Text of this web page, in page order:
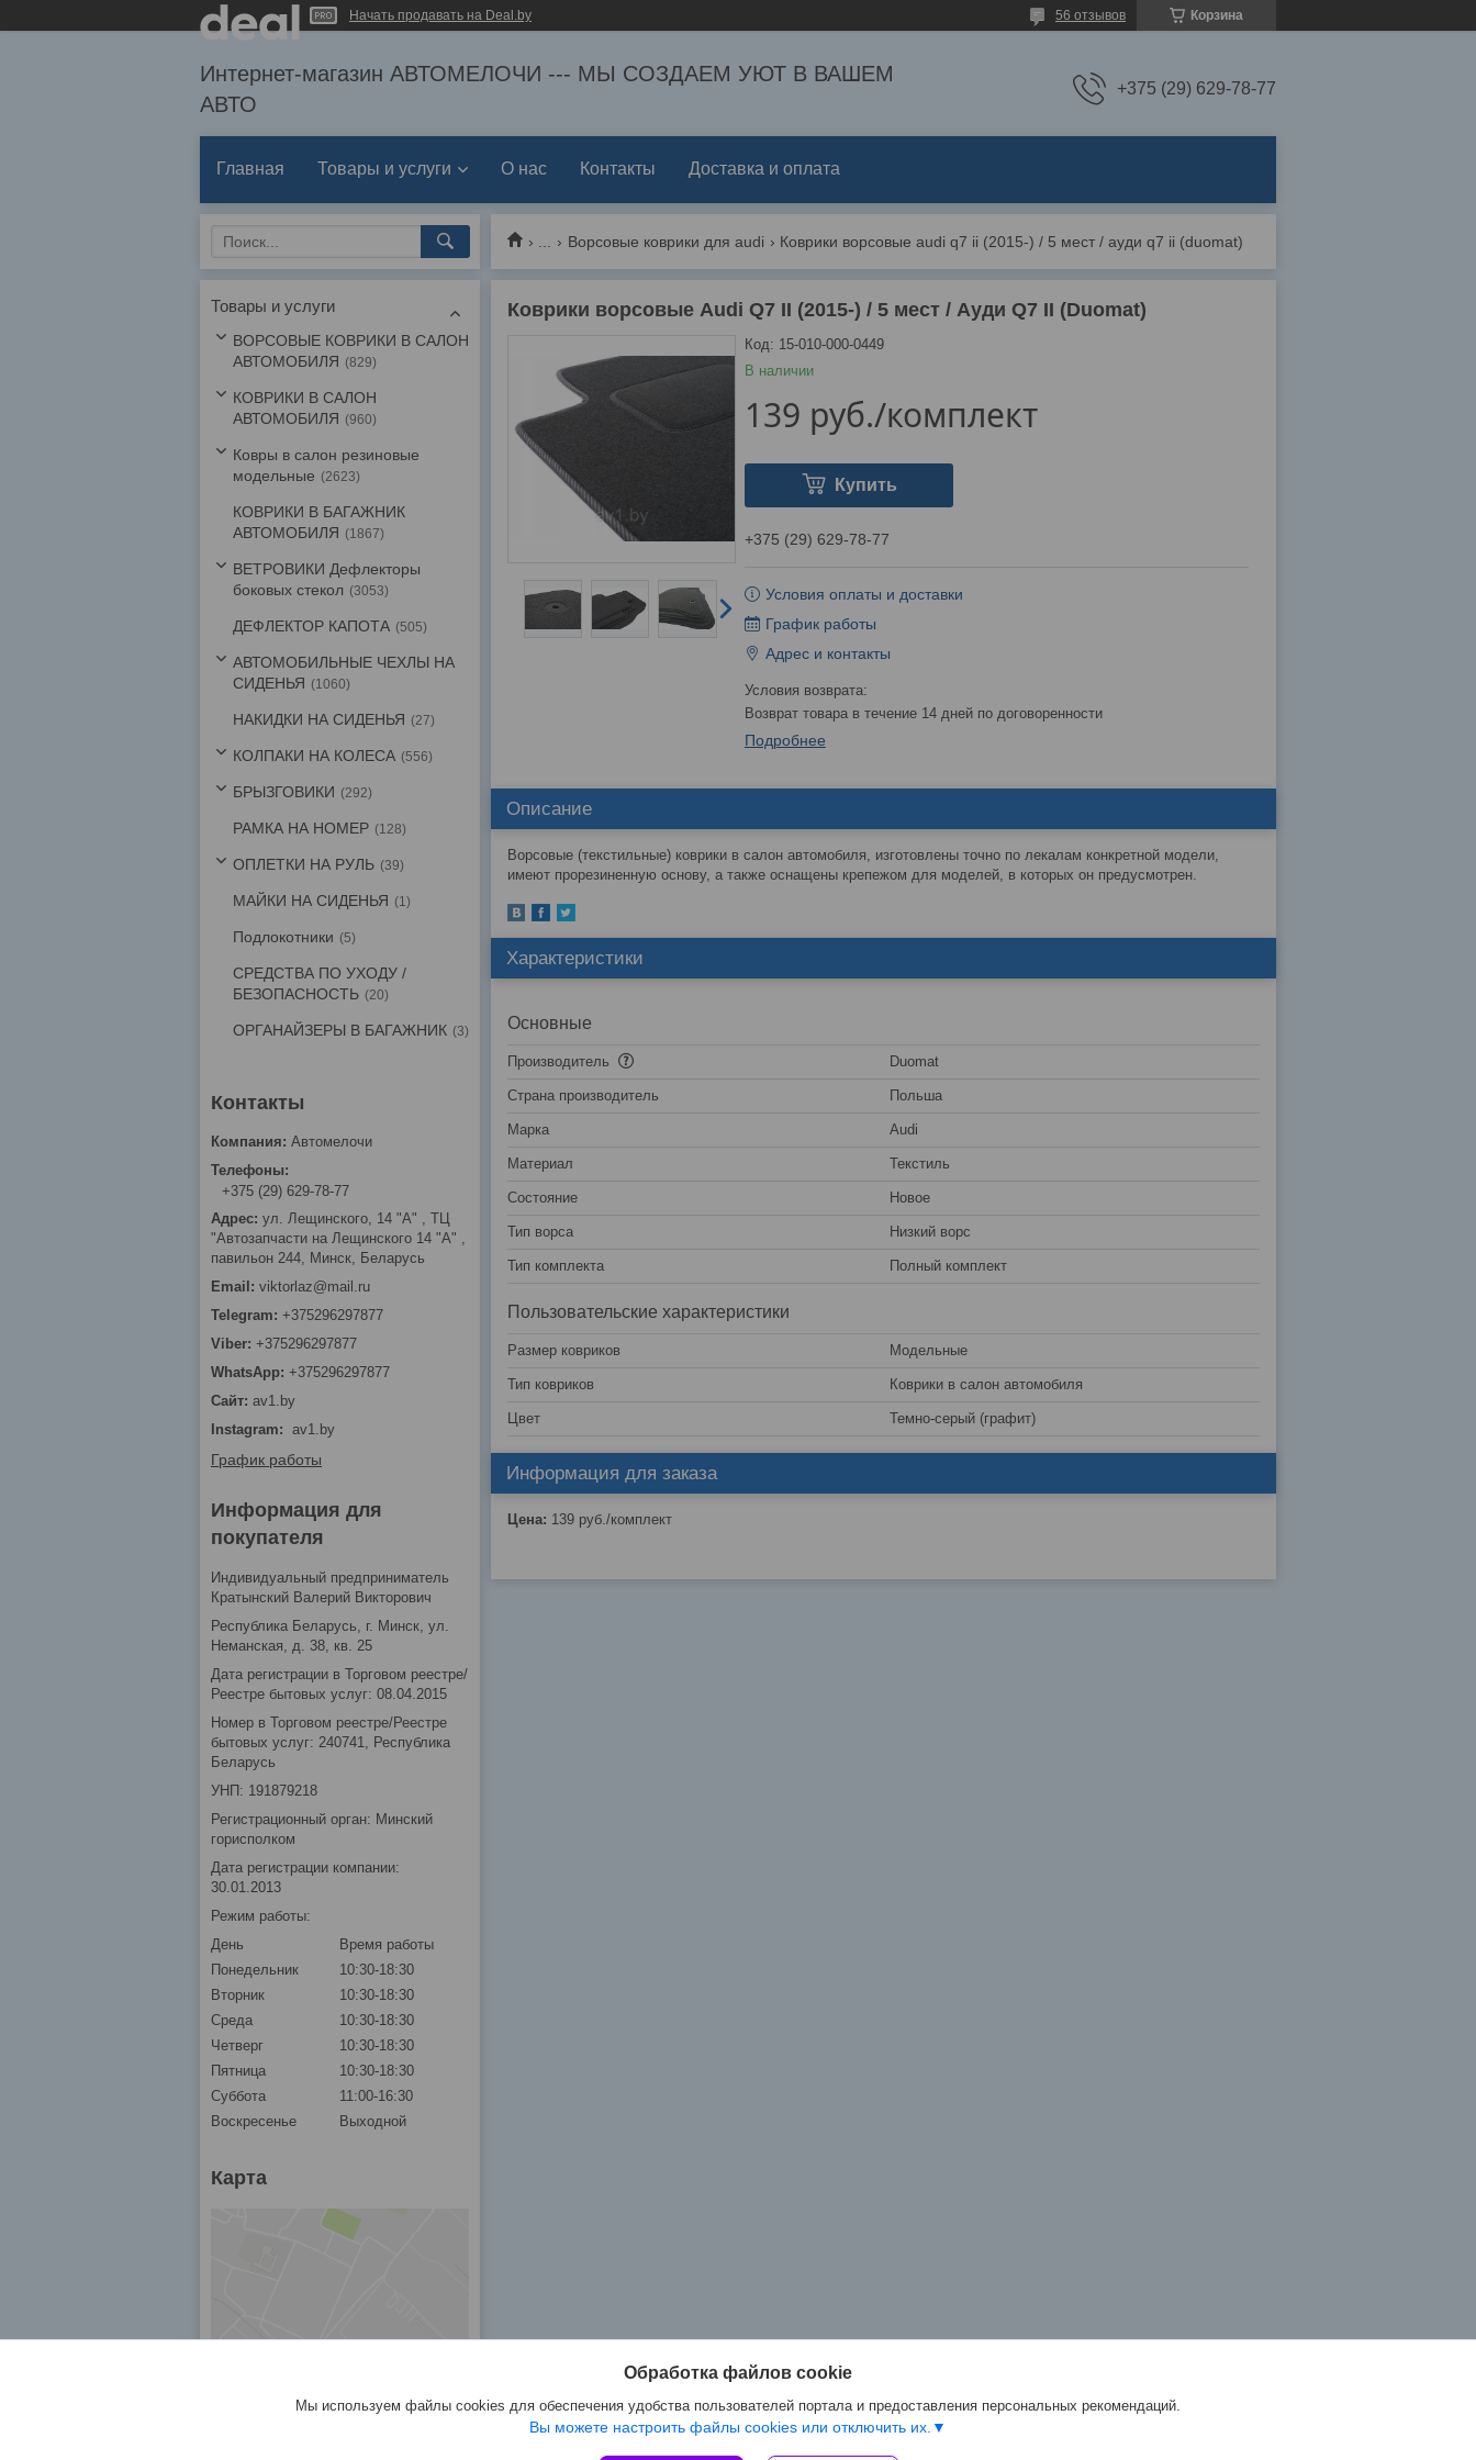
Начать продавать на Deal.by Корзина
56 отзывов
Интернет-магазин АВТОМЕЛОЧИ --- МЫ СОЗДАЕМ УЮТ В ВАШЕМ
АВТО
+375 (29) 629-78-77
Главная Товары и услуги О нас Контакты Доставка и оплата
Ворсовые коврики для audi Коврики ворсовые audi q7 ii (2015-) / 5 мест / ауди q7 ii (duomat)
Коврики ворсовые Audi Q7 II (2015-) / 5 мест / Ауди Q7 II (Duomat)
В наличии
Код: 15-010-000-0449
139 руб./комплект
Купить
+375 (29) 629-78-77
Условия оплаты и доставки
График работы
Адрес и контакты
возврат товара в течение 14 дней по договоренности
Подробнее
Описание
Ворсовые (текстильные) коврики в салон автомобиля, изготовлены точно по лекалам конкретной модели,
имеют прорезиненную основу, а также оснащены крепежом для моделей, в которых он предусмотрен.
Характеристики
Основные
Производитель Duomat
Страна производитель Польша
Марка Audi
Материал Текстиль
Состояние Новое
Тип ворса Низкий ворс
Тип комплекта Полный комплект
Пользовательские характеристики
Размер ковриков Модельные
Тип ковриков Коврики в салон автомобиля
Цвет Темно-серый (графит)
Информация для заказа
Цена: 139 руб./комплект
Товары и услуги
ВОРСОВЫЕ КОВРИКИ В САЛОН
АВТОМОБИЛЯ
829
КОВРИКИ В САЛОН
АВТОМОБИЛЯ
960
Ковры в салон резиновые
модельные
2623
КОВРИКИ В БАГАЖНИК
АВТОМОБИЛЯ
1867
ВЕТРОВИКИ Дефлекторы
боковых стекол
3053
ДЕФЛЕКТОР КАПОТА 505
АВТОМОБИЛЬНЫЕ ЧЕХЛЫ НА
СИДЕНЬЯ
1060
НАКИДКИ НА СИДЕНЬЯ 27
КОЛПАКИ НА КОЛЕСА 556
БРЫЗГОВИКИ 292
РАМКА НА НОМЕР 128
ОПЛЕТКИ НА РУЛЬ 39
МАЙКИ НА СИДЕНЬЯ 1
Подлокотники 5
СРЕДСТВА ПО УХОДУ /
БЕЗОПАСНОСТЬ
20
ОРГАНАЙЗЕРЫ В БАГАЖНИК 3
Автомелочи
+375 (29) 629-78-77
ул. Лещинского, 14 "А" , ТЦ
"Автозапчасти на Лещинcкого 14 "A" ,
павильон 244, Минск, Беларусь
viktorlaz@mail.ru
+375296297877
+375296297877
+375296297877
av1.by
Instagram
av1.by
График работы
Информация для
покупателя
Индивидуальный предприниматель
Кратынский Валерий Викторович
Республика Беларусь, г. Минск, ул.
Неманская, д. 38, кв. 25
Дата регистрации в Торговом реестре/
Реестре бытовых услуг: 08.04.2015
Номер в Торговом реестре/Реестре
бытовых услуг: 240741, Республика
Беларусь
УНП: 191879218
Регистрационный орган: Минский
горисполком
Дата регистрации компании:
30.01.2013
Режим работы:
День
Время работы
Понедельник
10:30-18:30
Вторник
10:30-18:30
Среда
10:30-18:30
Четверг
10:30-18:30
Пятница
10:30-18:30
Суббота
11:00-16:30
Воскресенье
Выходной
Карта
Обработка файлов cookie
Мы используем файлы cookies для обеспечения удобства пользователей портала и предоставления персональных рекомендаций.
Вы можете настроить файлы cookies или отключить их.